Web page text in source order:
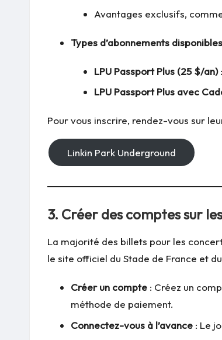
Avantages exclusifs,
Types d’abonnements disponibles
LPU Passport Plus (25 $/an)
LPU Passport Plus avec
Pour vous inscrire, rendez-vous sur
Linkin Park Underground
3. Créer des comptes sur
La majorité des billets pour les
le site officiel du Stade de France et
Créer un compte : Créez un
méthode de paiement.
Connectez-vous à l’avance : Le